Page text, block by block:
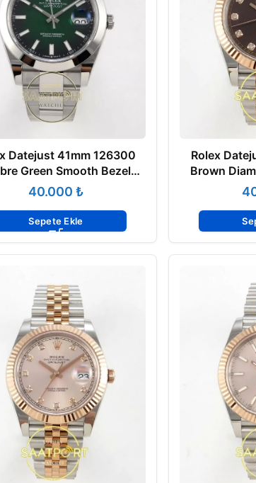
Datejust 41mm 126300
Green Smooth Bezel
VSF Factory Eta Saat
₺
Sepete Ekle
Rolex
Brown
VSF